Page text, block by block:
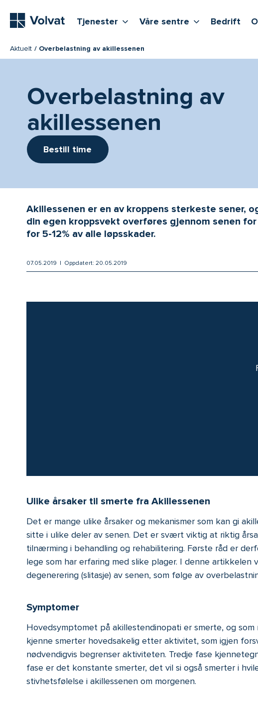
Tjenester Vis flere undernivåer
Våre sentre Vis flere
Bedrift
Aktuelt Overbelastning av akillessenen
Overbelastning av
akillessenen
Bestill time
Akillessenen er en av kroppens sterkeste sener,
din egen kroppsvekt overføres gjennom senen
for 5-12% av alle løpsskader.
07.05.2019 | Oppdatert: 20.05.2019
Ulike årsaker til smerte fra Akillessenen
Det er mange ulike årsaker og mekanismer som kan gi
sitte i ulike deler av senen. Det er svært viktig at riktig
tilnærming i behandling og rehabilitering. Første råd er
lege som har erfaring med slike plager. I denne
degenerering (slitasje) av senen, som følge av
Symptomer
Hovedsymptomet på akillestendinopati er smerte, og
kjenne smerter hovedsakelig etter aktivitet, som igjen
nødvendigvis begrenser aktiviteten. Tredje fase
fase er det konstante smerter, det vil si også smerter i
stivhetsfølelse i akillessenen om morgenen.